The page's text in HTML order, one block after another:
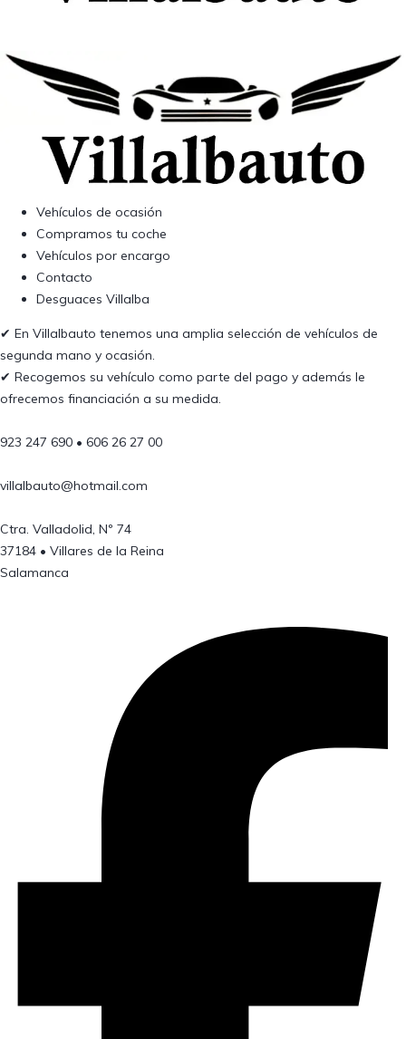
Vehículos de ocasión
Compramos tu coche
Vehículos por encargo
Contacto
Desguaces Villalba
✔︎ En Villalbauto tenemos una amplia selección de vehículos de
segunda mano y ocasión.
✔︎ Recogemos su vehículo como parte del pago y además le
ofrecemos financiación a su medida.
923 247 690 • 606 26 27 00
villalbauto@hotmail.com
Ctra. Valladolid, Nº 74
37184 • Villares de la Reina
Salamanca